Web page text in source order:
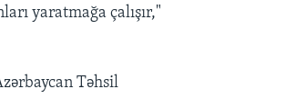
yaratmağa çalışır,"
Təhsil